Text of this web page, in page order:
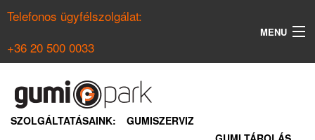
Telefonos ügyfélszolgálat:
+36 20 500 0033
MENU
NYÁRI GUMI KERESŐ
SZOLGÁLTATÁSAINK:
GUMISZERVIZ